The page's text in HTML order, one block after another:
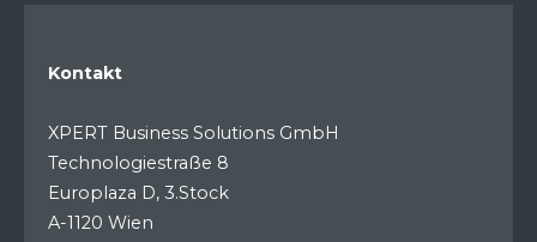
Kontakt
XPERT Business Solutions GmbH
Technologiestraße 8
Europlaza D, 3.Stock
A-1120 Wien